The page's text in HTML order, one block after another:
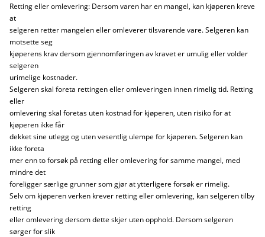
Retting eller omlevering: Dersom varen har en mangel, kan kjøperen kreve
at
selgeren retter mangelen eller omleverer tilsvarende vare. Selgeren kan
motsette seg
kjøperens krav dersom gjennomføringen av kravet er umulig eller volder
selgeren
urimelige kostnader.
Selgeren skal foreta rettingen eller omleveringen innen rimelig tid. Retting
eller
omlevering skal foretas uten kostnad for kjøperen, uten risiko for at
kjøperen ikke får
dekket sine utlegg og uten vesentlig ulempe for kjøperen. Selgeren kan
ikke foreta
mer enn to forsøk på retting eller omlevering for samme mangel, med
mindre det
foreligger særlige grunner som gjør at ytterligere forsøk er rimelig.
Selv om kjøperen verken krever retting eller omlevering, kan selgeren tilby
retting
eller omlevering dersom dette skjer uten opphold. Dersom selgeren
sørger for slik